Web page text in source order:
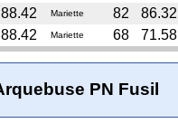
88.42 Mariette 82 86.32
88.42 Mariette 68 71.58
PN Fusil